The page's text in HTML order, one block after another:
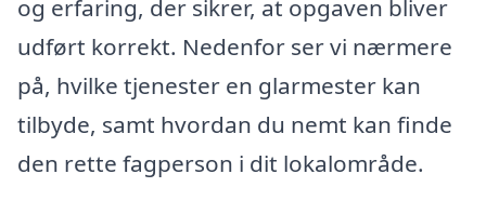
og erfaring, der sikrer, at opgaven bliver
udført korrekt. Nedenfor ser vi nærmere
på, hvilke tjenester en glarmester kan
tilbyde, samt hvordan du nemt kan finde
den rette fagperson i dit lokalområde.